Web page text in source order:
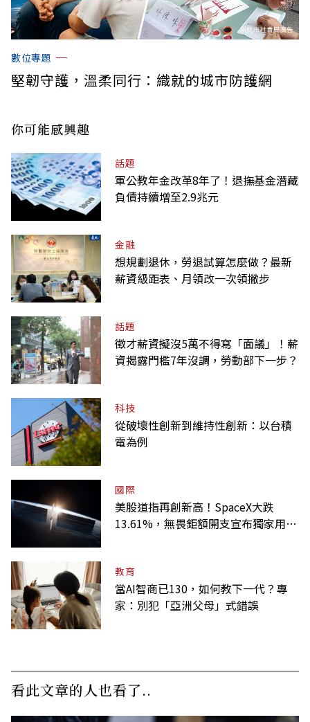
數位專題
堅韌守護，溫柔同行：織就的城市防護網
你可能感興趣
話題
軍公教年金改革8年了！退撫基金潛藏
負債持續增至2.9兆元
金融
想規劃退休，勞退試算怎麼做？最新
薪資級距表、月領改一次領撇步
話題
徵才薪資擬沒5萬不得寫「面議」！薪
資揭露門檻7年沒調，勞動部下一步？
科技
從破壞性創新到維持性創新：以台積
電為例
國際
美股道指再創新高！SpaceX大跌
13.61%，無畏鉅額開支宣布獨家用輝
教育
當AI智商已130，如何教下一代？專
家：別犯「亞洲父母」式錯誤
看此文章的人也看了..